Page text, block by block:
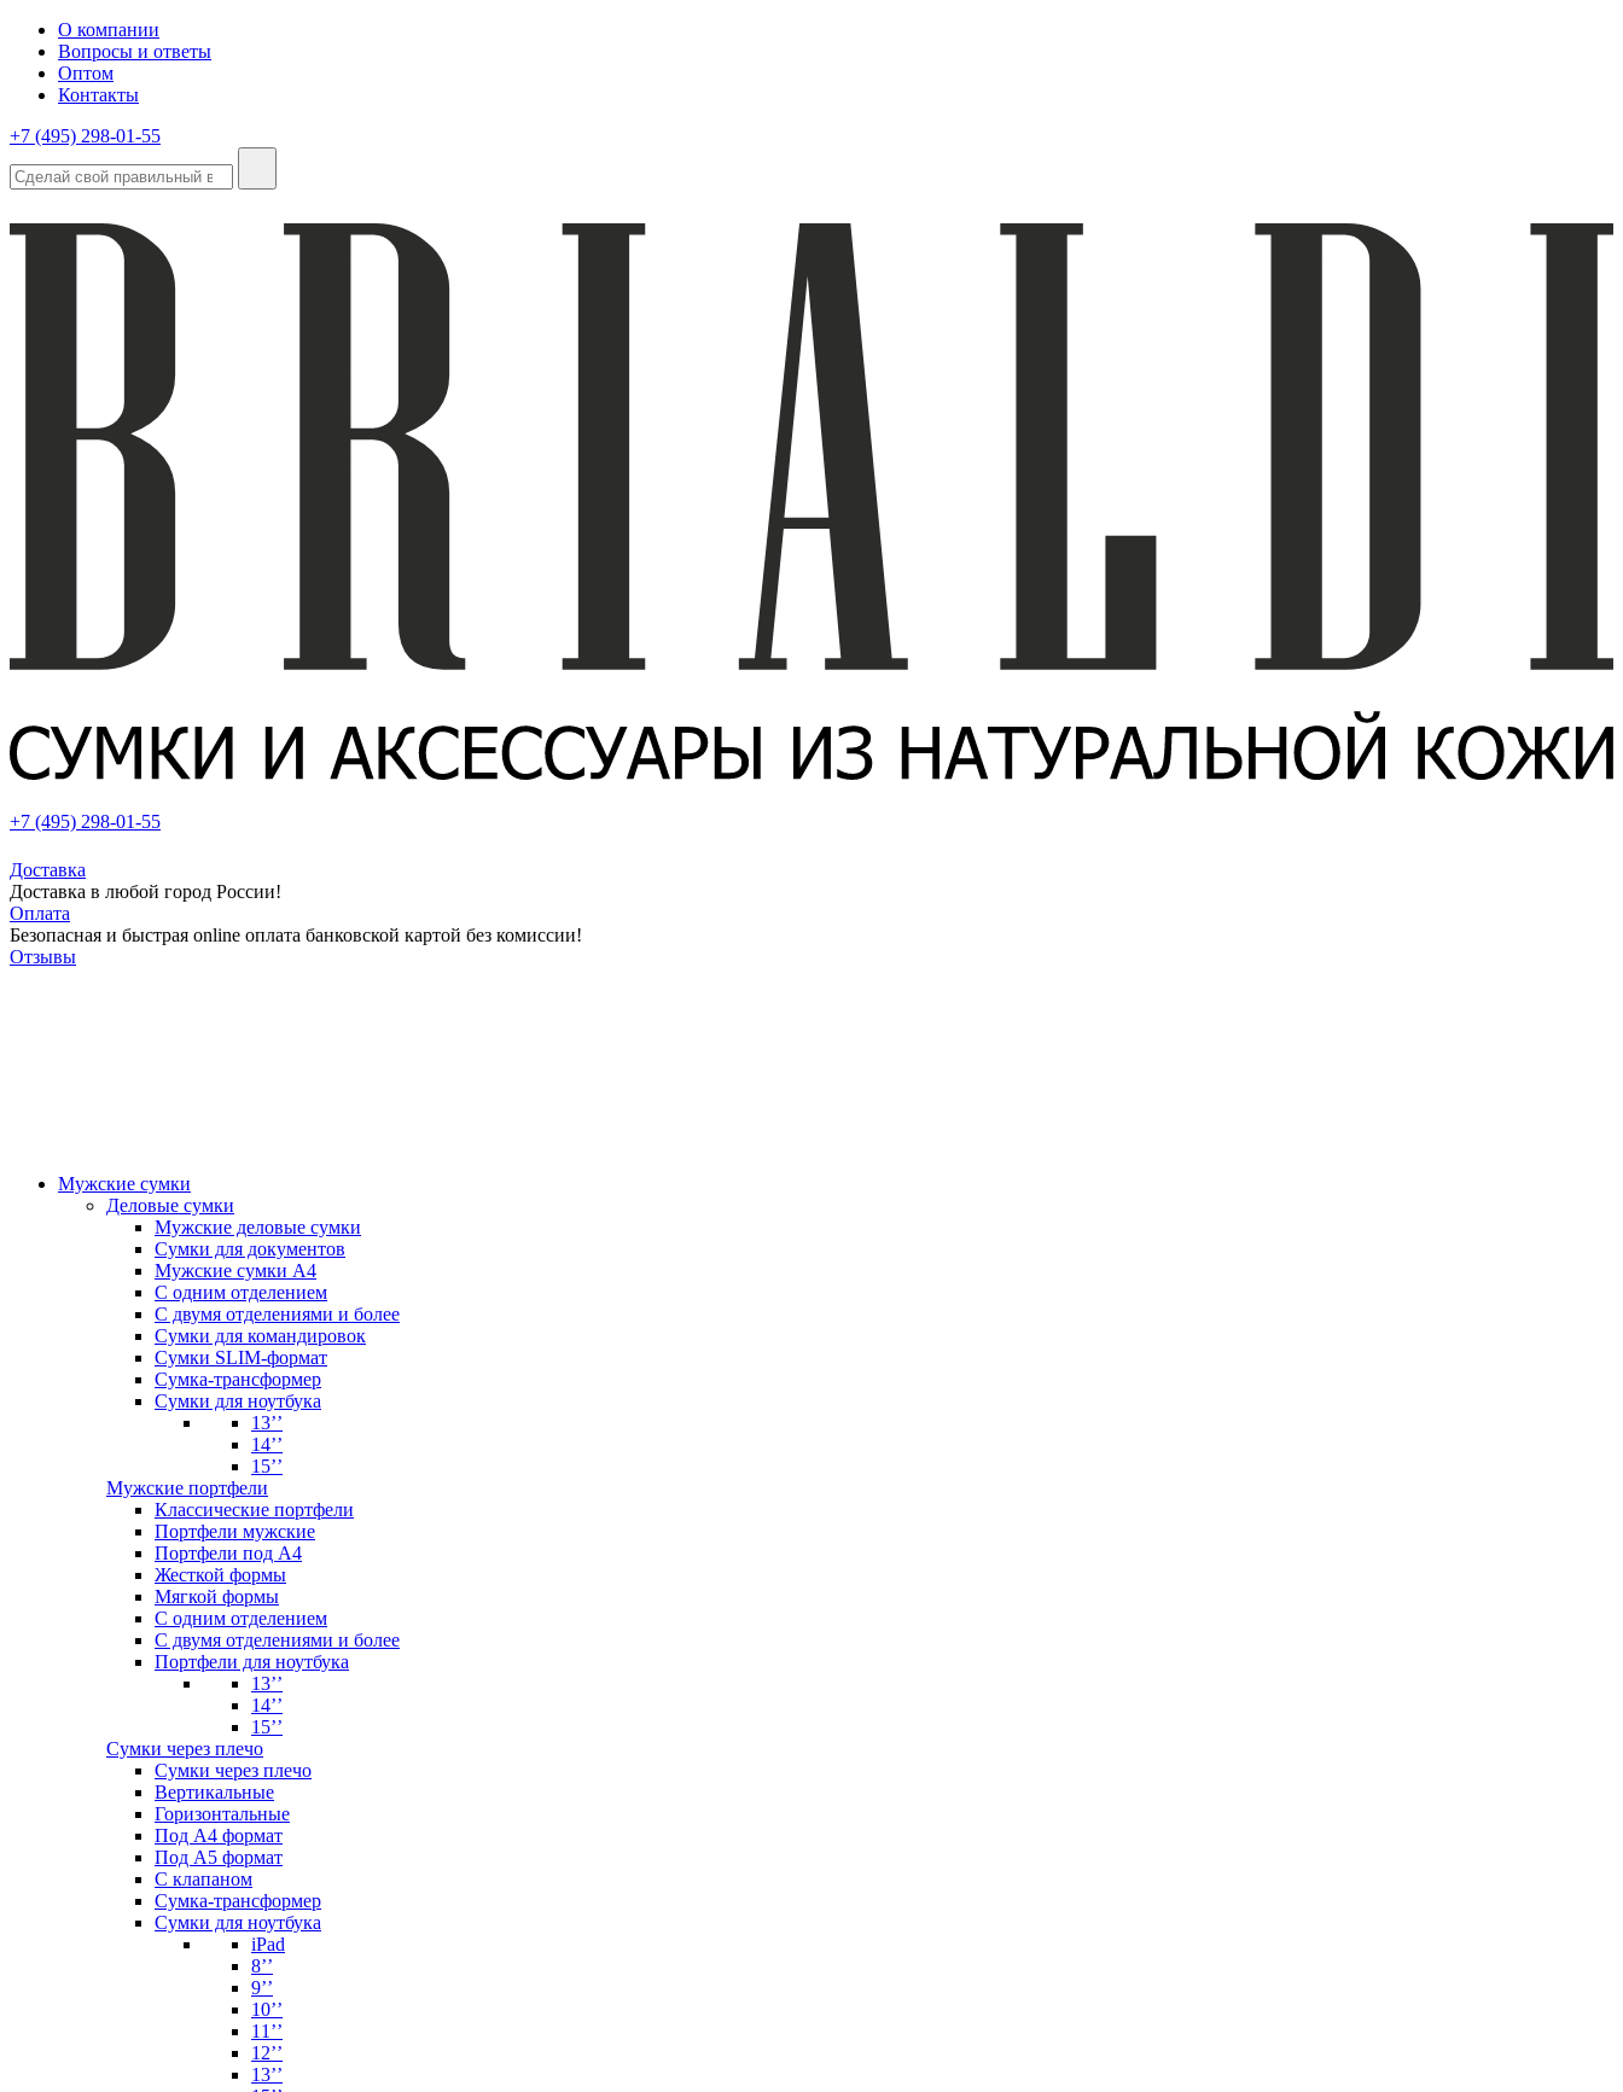
О компании
Вопросы и ответы
Оптом
Контакты
+7 (495) 298-01-55
+7 (495) 298-01-55
Доставка
Доставка в любой город России!
Оплата
Безопасная и быстрая online оплата банковской картой без комиссии!
Отзывы
Мужские сумки
Деловые сумки
Мужские деловые сумки
Сумки для документов
Мужские сумки А4
С одним отделением
С двумя отделениями и более
Сумки для командировок
Сумки SLIM-формат
Сумка-трансформер
Сумки для ноутбука
13’’
14’’
15’’
Мужские портфели
Классические портфели
Портфели мужские
Портфели под А4
Жесткой формы
Мягкой формы
С одним отделением
С двумя отделениями и более
Портфели для ноутбука
13’’
14’’
15’’
Сумки через плечо
Сумки через плечо
Вертикальные
Горизонтальные
Под А4 формат
Под А5 формат
С клапаном
Сумка-трансформер
Сумки для ноутбука
iPad
8’’
9’’
10’’
11’’
12’’
13’’